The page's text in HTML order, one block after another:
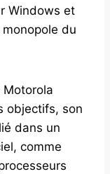
Windows et
du
Motorola
objectifs, son
dans un
comme